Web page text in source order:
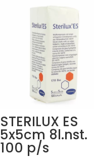
STERILUX ES
5x5cm 8l.nst.
100 p/s